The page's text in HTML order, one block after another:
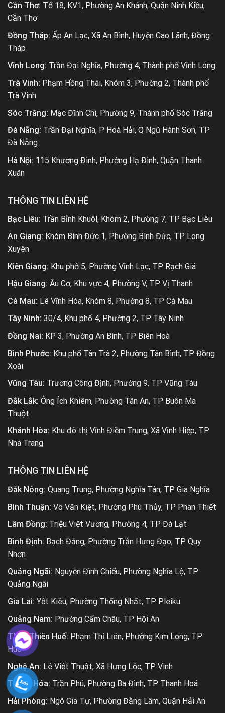
Cần Thơ: Tổ 18, KV1, Phường An Khánh, Quận Ninh Kiều,
Cần Thơ
Đồng Tháp: Ấp An Lạc, Xã An Bình, Huyện Cao Lãnh, Đồng
Tháp
Vĩnh Long: Trần Đại Nghĩa, Phường 4, Thành phố Vĩnh Long
Trà Vinh: Phạm Hồng Thái, Khóm 3, Phường 2, Thành phố
Trà Vinh
Sóc Trăng: Mạc Đĩnh Chi, Phường 9, Thành phố Sóc Trăng
Đà Nẵng: Trần Đại Nghĩa, P Hoà Hải, Q Ngũ Hành Sơn, TP
Đà Nẵng
Hà Nội: 115 Khương Đình, Phường Hạ Đình, Quận Thanh
Xuân
THÔNG TIN LIÊN HỆ
Bạc Liêu: Trần Bỉnh Khuôl, Khóm 2, Phường 7, TP Bạc Liêu
An Giang: Khóm Bình Đức 1, Phường Bình Đức, TP Long
Xuyên
Kiên Giang: Khu phố 5, Phường Vĩnh Lạc, TP Rạch Giá
Hậu Giang: Âu Cơ, Khu vực 4, Phường V, TP Vị Thanh
Cà Mau: Lê Vĩnh Hòa, Khóm 8, Phường 8, TP Cà Mau
Tây Ninh: 30/4, Khu phố 4, Phường 2, TP Tây Ninh
Đồng Nai: KP 3, Phường An Bình, TP Biên Hoà
Bình Phước: Khu phố Tân Trà 2, Phường Tân Bình, TP Đồng
Xoài
Vũng Tàu: Trương Công Định, Phường 9, TP Vũng Tàu
Đắk Lắk: Ông Ích Khiêm, Phường Tân An, TP Buôn Ma
Thuột
Khánh Hòa: Khu đô thị Vĩnh Điềm Trung, Xã Vĩnh Hiệp, TP
Nha Trang
THÔNG TIN LIÊN HỆ
Đắk Nông: Quang Trung, Phường Nghĩa Tân, TP Gia Nghĩa
Bình Thuận: Võ Văn Kiệt, Phường Phú Thủy, TP Phan Thiết
Lâm Đồng: Triệu Việt Vương, Phường 4, TP Đà Lạt
Bình Định: Bạch Đằng, Phường Trần Hưng Đạo, TP Quy
Nhơn
Quảng Ngãi: Nguyễn Đình Chiểu, Phường Nghĩa Lộ, TP
Quảng Ngãi
Gia Lai: Yết Kiêu, Phường Thống Nhất, TP Pleiku
Quảng Nam: Phường Cẩm Châu, TP Hội An
Thừa Thiên Huế: Phạm Thị Liên, Phường Kim Long, TP
Huế
Nghệ An: Lê Viết Thuật, Xã Hưng Lộc, TP Vinh
Thanh Hóa: Trần Phú, Phường Ba Đình, TP Thanh Hoá
Hải Phòng: Ngô Gia Tự, Phường Đằng Lâm, Quận Hải An